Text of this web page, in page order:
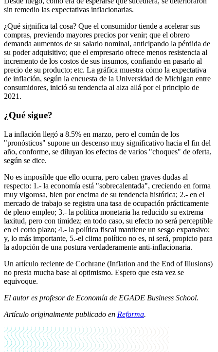
sin remedio las expectativas inflacionarias.
¿Qué significa tal cosa? Que el consumidor tiende a acelerar sus
compras, previendo mayores precios por venir; que el obrero
demanda aumentos de su salario nominal, anticipando la pérdida de
su poder adquisitivo; que el empresario ofrece menos resistencia al
incremento de los costos de sus insumos, confiando en pasarlo al
precio de su producto; etc. La gráfica muestra cómo la expectativa
de inflación, según la encuesta de la Universidad de Michigan entre
consumidores, inició su tendencia al alza allá por el principio de
2021.
¿Qué sigue?
La inflación llegó a 8.5% en marzo, pero el común de los
"pronósticos" supone un descenso muy significativo hacia el fin del
año, conforme, se diluyan los efectos de varios "choques" de oferta,
según se dice.
No es imposible que ello ocurra, pero caben graves dudas al
respecto: 1.- la economía está "sobrecalentada", creciendo en forma
muy vigorosa, bien por encima de su tendencia histórica; 2.- en el
mercado de trabajo se registra una tasa de ocupación prácticamente
de pleno empleo; 3.- la política monetaria ha reducido su extrema
laxitud, pero con timidez; en todo caso, su efecto no será perceptible
en el corto plazo; 4.- la política fiscal mantiene un sesgo expansivo;
y, lo más importante, 5.-el clima político no es, ni será, propicio para
la adopción de una postura verdaderamente anti-inflacionaria.
Un artículo reciente de Cochrane (Inflation and the End of Illusions)
no presta mucha base al optimismo. Espero que esta vez se
equivoque.
El autor es profesor de Economía de EGADE Business School.
Artículo originalmente publicado en Reforma.